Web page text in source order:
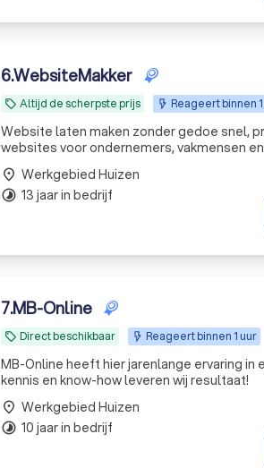
6.WebsiteMakker
local_offer Altijd de scherpste prijs Reageert binnen
Website laten maken zonder gedoe snel,
websites voor ondernemers, vakmensen
gedoe of vage beloftes. ✅ Binnen 5 tot 7 werkdagen online ✅ Volledig mobielvriendelijk &
gebruiksvriendelijk ✅
place Werkgebied Huizen
timelapse 13 jaar in bedrijf
7.MB-Online
local_offer Direct beschikbaar Reageert binnen 1 uur
MB-Online heeft hier jarenlange ervaring in
kennis en know-how leveren wij resultaat!
place Werkgebied Huizen
timelapse 10 jaar in bedrijf